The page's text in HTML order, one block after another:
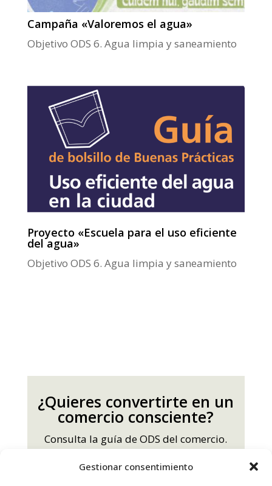
Gestionar consentimiento
Campaña «Valoremos el agua»
Objetivo ODS 6. Agua limpia y saneamiento
Proyecto «Escuela para el uso eficiente
del agua»
Objetivo ODS 6. Agua limpia y saneamiento
¿Quieres convertirte en un
comercio consciente?
Consulta la guía de ODS del comercio.